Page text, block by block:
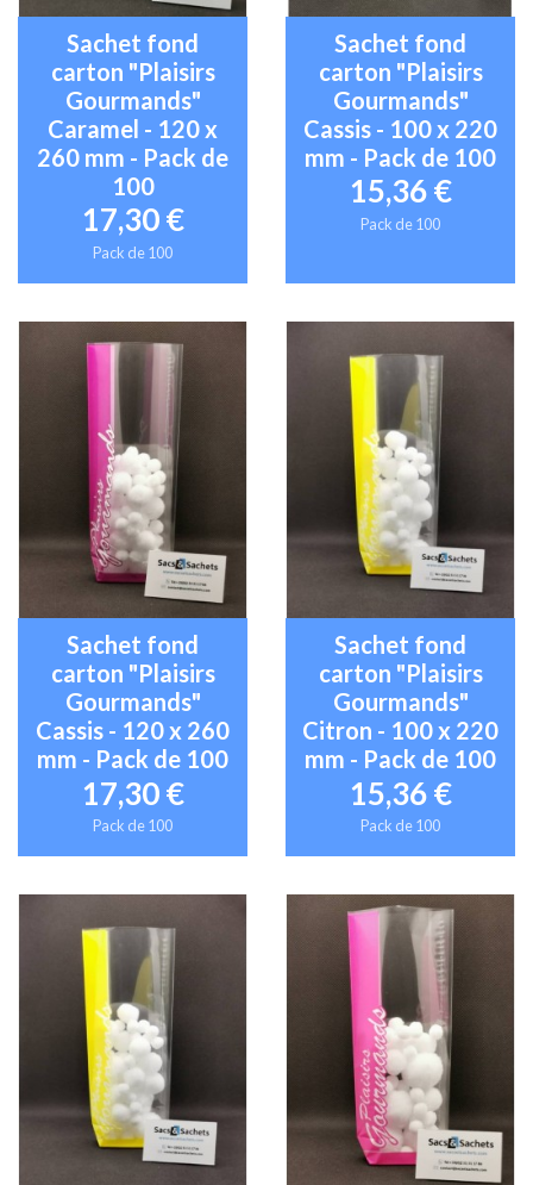
Sachet fond
carton "Plaisirs
Gourmands"
Caramel - 120 x
260 mm - Pack de
100
17,30 €
Pack de 100
Sachet fond
carton "Plaisirs
Gourmands"
Cassis - 100 x 220
mm - Pack de 100
15,36 €
Pack de 100
Sachet fond
carton "Plaisirs
Gourmands"
Cassis - 120 x 260
mm - Pack de 100
17,30 €
Pack de 100
Sachet fond
carton "Plaisirs
Gourmands"
Citron - 100 x 220
mm - Pack de 100
15,36 €
Pack de 100